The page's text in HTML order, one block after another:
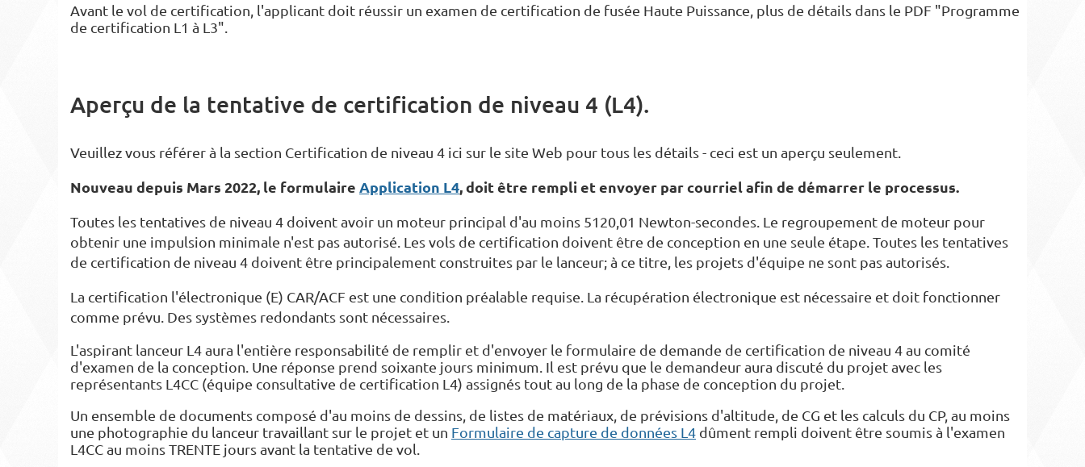
Avant le vol de certification, l'applicant doit réussir un examen de certification de fusée Haute Puissance, plus de détails dans le PDF "Programme
de certification L1 à L3".
Aperçu de la tentative de certification de niveau 4 (L4).
Veuillez vous référer à la section Certification de niveau 4 ici sur le site Web pour tous les détails - ceci est un aperçu seulement.
Nouveau depuis Mars 2022, le formulaire Application L4, doit être rempli et envoyer par courriel afin de démarrer le processus.
Toutes les tentatives de niveau 4 doivent avoir un moteur principal d'au moins 5120,01 Newton-secondes. Le regroupement de moteur pour
obtenir une impulsion minimale n'est pas autorisé. Les vols de certification doivent être de conception en une seule étape. Toutes les tentatives
de certification de niveau 4 doivent être principalement construites par le lanceur; à ce titre, les projets d'équipe ne sont pas autorisés.
La certification l'électronique (E) CAR/ACF est une condition préalable requise. La récupération électronique est nécessaire et doit fonctionner
comme prévu. Des systèmes redondants sont nécessaires.
L'aspirant lanceur L4 aura l'entière responsabilité de remplir et d'envoyer le formulaire de demande de certification de niveau 4 au comité
d'examen de la conception. Une réponse prend soixante jours minimum. Il est prévu que le demandeur aura discuté du projet avec les
représentants L4CC (équipe consultative de certification L4) assignés tout au long de la phase de conception du projet.
Un ensemble de documents composé d'au moins de dessins, de listes de matériaux, de prévisions d'altitude, de CG et les calculs du CP, au moins
une photographie du lanceur travaillant sur le projet et un Formulaire de capture de données L4 dûment rempli doivent être soumis à l'examen
L4CC au moins TRENTE jours avant la tentative de vol.